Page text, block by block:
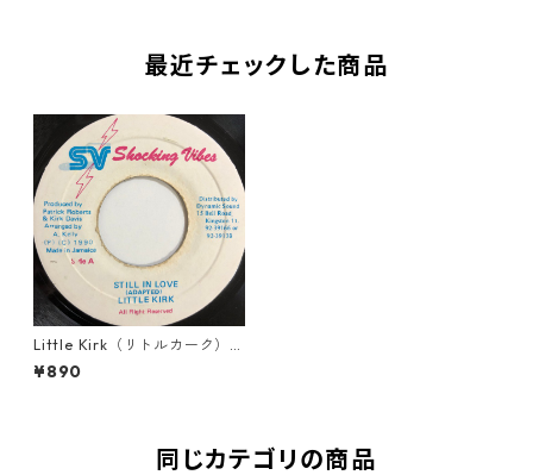
最近チェックした商品
Little Kirk（リトルカーク） ‎–
Still In Love【7-20135】
¥890
同じカテゴリの商品